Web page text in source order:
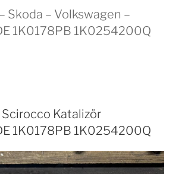
Skoda – Volkswagen –
1K0178PB 1K0254200Q
Katalizör
1K0178PB 1K0254200Q